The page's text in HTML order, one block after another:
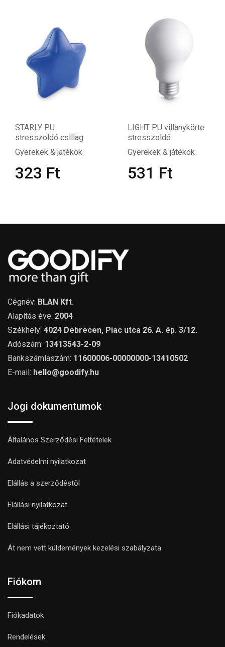
STARLY PU
stresszoldó csillag
Gyerekek & játékok
323 Ft
LIGHT PU villanykörte
stresszoldó
Gyerekek & játékok
531 Ft
Cégnév: BLAN Kft.
Alapítás éve: 2004
Székhely: 4024 Debrecen, Piac utca 26. A. ép. 3/12.
Adószám: 13413543-2-09
Bankszámlaszám: 11600006-00000000-13410502
E-mail: hello@goodify.hu
Jogi dokumentumok
Általános Szerződési Feltételek
Adatvédelmi nyilatkozat
Elállás a szerződéstől
Elállási nyilatkozat
Elállási tájékoztató
Át nem vett küldemények kezelési szabályzata
Fiókom
Fiókadatok
Rendelések